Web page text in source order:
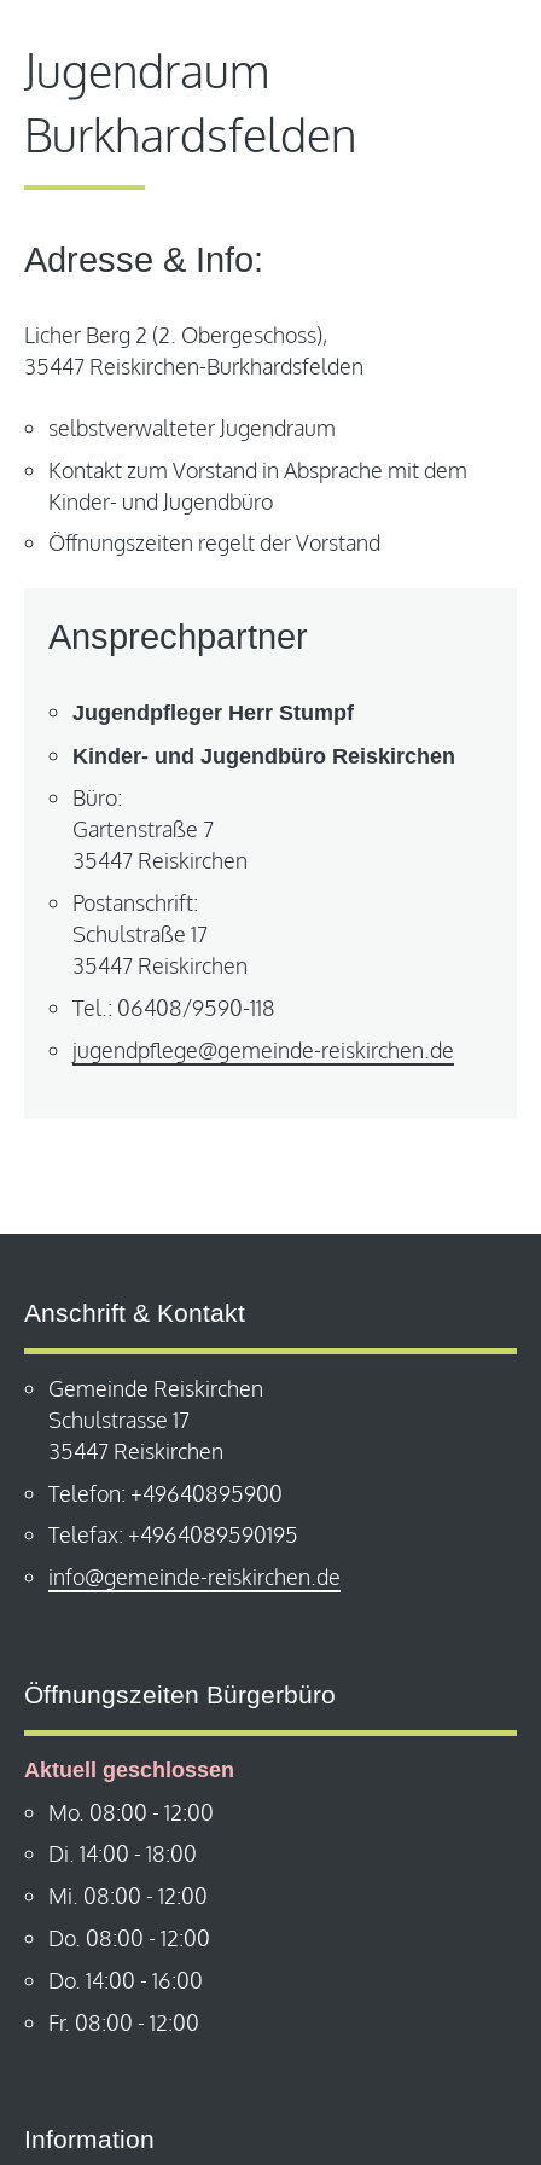
Jugendraum
Burkhardsfelden
Adresse & Info:
Licher Berg 2 (2. Obergeschoss),
35447 Reiskirchen-Burkhardsfelden
selbstverwalteter Jugendraum
Kontakt zum Vorstand in Absprache mit dem
Kinder- und Jugendbüro
Öffnungszeiten regelt der Vorstand
Ansprechpartner
Jugendpfleger Herr Stumpf
Kinder- und Jugendbüro Reiskirchen
Büro:
Gartenstraße 7
35447 Reiskirchen
Postanschrift:
Schulstraße 17
35447 Reiskirchen
Tel.: 06408/9590-118
jugendpflege@gemeinde-reiskirchen.de
Anschrift & Kontakt
Gemeinde Reiskirchen
Schulstrasse 17
35447 Reiskirchen
Telefon: +49640895900
Telefax: +4964089590195
info@gemeinde-reiskirchen.de
Öffnungszeiten Bürgerbüro
Aktuell geschlossen
Mo. 08:00 - 12:00
Di. 14:00 - 18:00
Mi. 08:00 - 12:00
Do. 08:00 - 12:00
Do. 14:00 - 16:00
Fr. 08:00 - 12:00
Information